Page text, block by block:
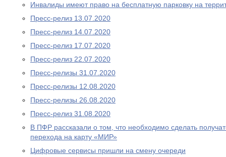
Инвалиды имеют право на бесплатную парковку на
Пресс-релиз 13.07.2020
Пресс-релиз 14.07.2020
Пресс-релиз 17.07.2020
Пресс-релиз 22.07.2020
Пресс-релизы 31.07.2020
Пресс-релизы 12.08.2020
Пресс-релизы 26.08.2020
Пресс-релиз 31.08.2020
В ПФР рассказали о том, что необходимо сделать
перехода на карту «МИР»
Цифровые сервисы пришли на смену очереди